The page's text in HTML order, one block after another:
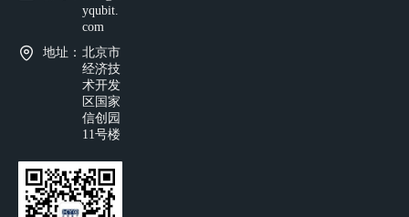
yqubit.
com
地址： 北京市
经济技
术开发
区国家
信创园
11号楼